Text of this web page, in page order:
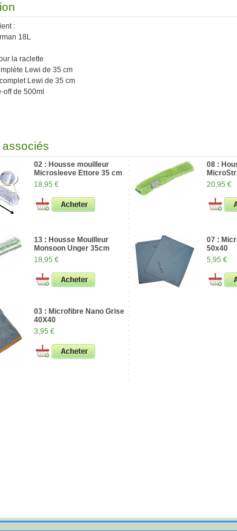
:
18L
la raclette
Lewi de 35 cm
Lewi de 35 cm
off de 500ml
02 : Housse mouilleur
Microsleeve Ettore 35 cm
18,95 €
08 :
20,95 €
13 : Housse Mouilleur
Monsoon Unger 35cm
18,95 €
07 :
50x40
5,95 €
03 : Microfibre Nano Grise
40X40
3,95 €